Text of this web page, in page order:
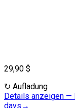
29,90 $
↻ Aufladung
Details anzeigen —
days →